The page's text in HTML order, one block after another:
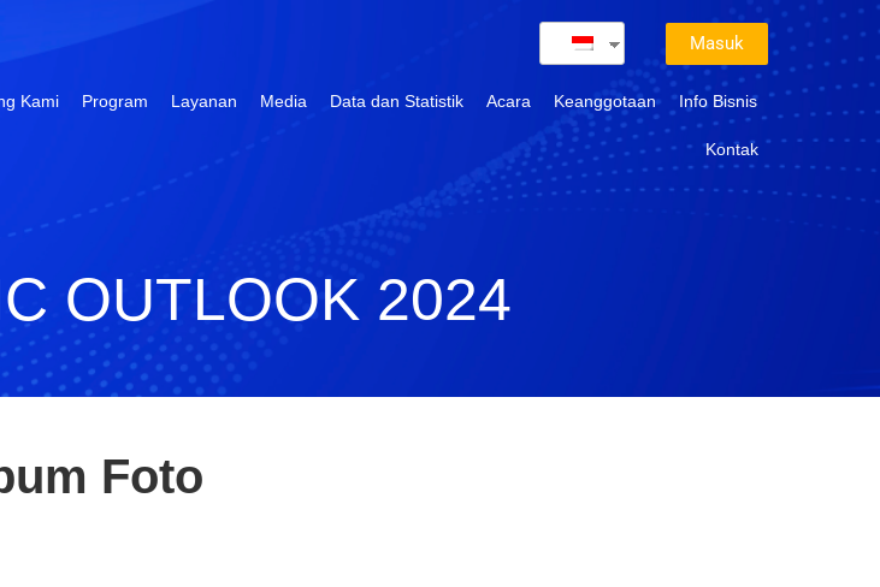
Masuk
Kami Program Layanan Media Data dan Statistik Acara Keanggotaan Info Bisnis
Kontak
OUTLOOK 2024
Foto